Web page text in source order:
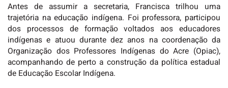
Antes de assumir a secretaria, Francisca trilhou uma
trajetória na educação indígena. Foi professora, participou
dos processos de formação voltados aos educadores
indígenas e atuou durante dez anos na coordenação da
Organização dos Professores Indígenas do Acre (Opiac),
acompanhando de perto a construção da política estadual
de Educação Escolar Indígena.